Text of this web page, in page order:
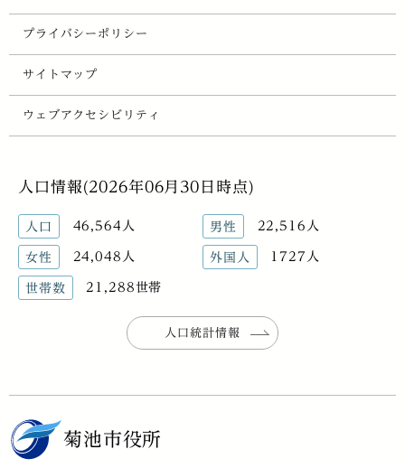
プライバシーポリシー
サイトマップ
ウェブアクセシビリティ
人口情報(2026年06月30日時点)
人口 46,564人 男性 22,516人
女性 24,048人 外国人 1727人
世帯数 21,288世帯
人口統計情報
菊池市役所